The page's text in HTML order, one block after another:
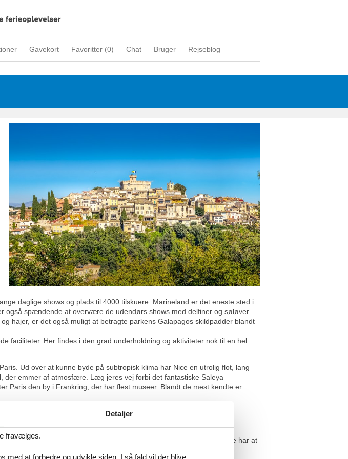
Gavekort Favoritter (0) Chat Bruger Rejseblog
daglige shows og plads til 4000 tilskuere. Marineland er det eneste sted i
spændende at overvære de udendørs shows med delfiner og søløver.
hajer, er det også muligt at betragte parkens Galapagos skildpadder blandt
faciliteter. Her findes i den grad underholdning og aktiviteter nok til en hel
Ud over at kunne byde på subtropisk klima har Nice en utrolig flot, lang
der emmer af atmosfære. Læg jeres vej forbi det fantastiske Saleya
Paris den by i Frankring, der har flest museer. Blandt de mest kendte er
er en hel unik verden for sig. I dette øde og fredelige beliggende
hjulpet på vej af det store udbud af højkvalitets råvarer, dette område har at
oplevelse, man ikke bør snyde sig selv for på en ferie i Sydfrankrig.
Detaljer
fravælges.